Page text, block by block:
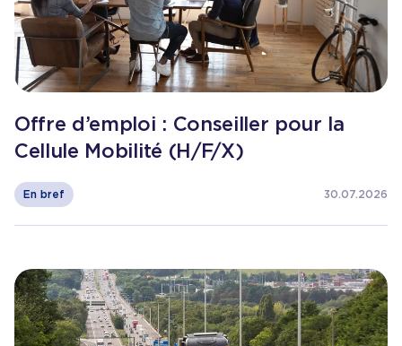
Offre d’emploi : Conseiller pour la
Cellule Mobilité (H/F/X)
En bref 30.07.2026
Consulter l'articleUne nouvelle vignette routière